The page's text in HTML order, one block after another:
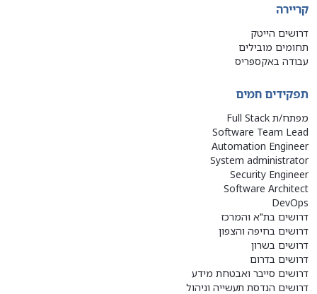
קריירה
דרושים הייטק
תחומים מובילים
עבודה באקספריס
תפקידים חמים
מפתח/ת Full Stack
Software Team Lead
Automation Engineer
System administrator
Security Engineer
Software Architect
DevOps
דרושים בת"א והמרכז
דרושים בחיפה והצפון
דרושים בשרון
דרושים בדרום
דרושים סייבר ואבטחת מידע
דרושים הנדסת תעשייה וניהול